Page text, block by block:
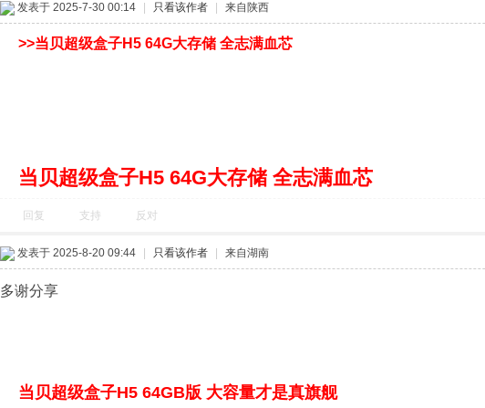
发表于 2025-7-30 00:14 只看该作者 来自陕西
>>当贝超级盒子H5 64G大存储 全志满血芯
当贝超级盒子H5 64G大存储 全志满血芯
回复 支持 反对
发表于 2025-8-20 09:44 只看该作者 来自湖南
多谢分享
当贝超级盒子H5 64GB版 大容量才是真旗舰